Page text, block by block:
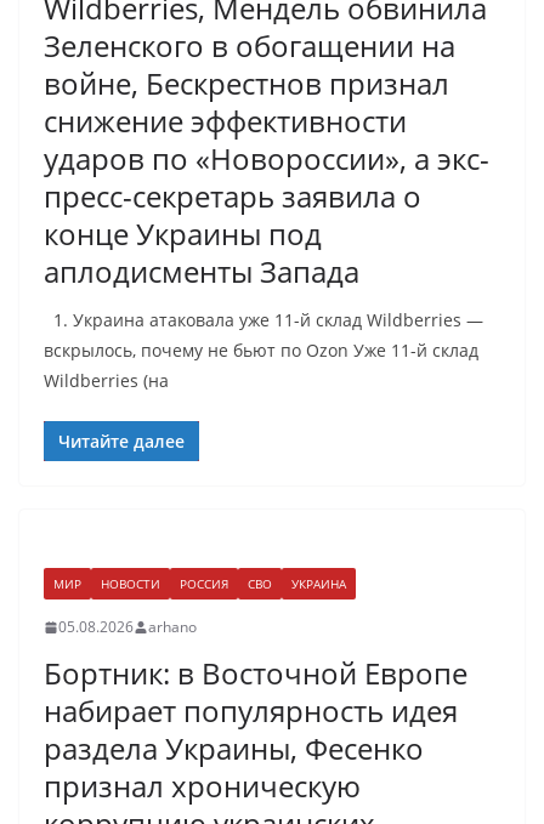
Зеленского в обогащении на
войне, Бескрестнов признал
снижение эффективности
ударов по «Новороссии», а экс-
пресс-секретарь заявила о
конце Украины под
аплодисменты Запада
1. Украина атаковала уже 11-й склад Wildberries —
вскрылось, почему не бьют по Ozon Уже 11-й склад
Wildberries (на
Читайте далее
МИР НОВОСТИ РОССИЯ СВО УКРАИНА
05.08.2026 arhano
Бортник: в Восточной Европе
набирает популярность идея
раздела Украины, Фесенко
признал хроническую